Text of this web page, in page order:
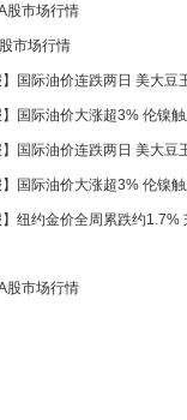
股市场行情
市场行情
】国际油价连跌两日 美大豆
】国际油价大涨超3% 伦镍
】国际油价连跌两日 美大豆
】国际油价大涨超3% 伦镍
】纽约金价全周累跌约1.7%
股市场行情